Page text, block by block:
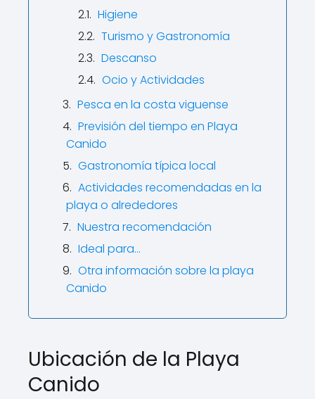
Higiene
Turismo y Gastronomía
Descanso
Ocio y Actividades
Pesca en la costa viguense
Previsión del tiempo en Playa
Canido
Gastronomía típica local
Actividades recomendadas en la
playa o alrededores
Nuestra recomendación
Ideal para…
Otra información sobre la playa
Canido
Ubicación de la Playa
Canido